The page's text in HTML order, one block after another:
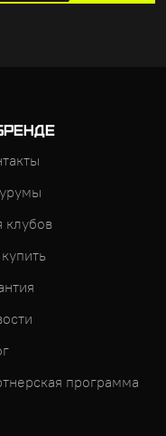
клубов
программа